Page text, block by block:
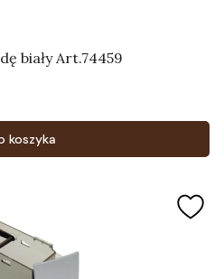
biały Art.74459
koszyka